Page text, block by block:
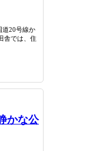
道20号線か
舎では、住
かな公